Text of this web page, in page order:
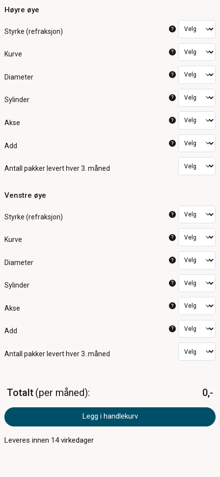
Høyre øye
Styrke (refraksjon) ?
Kurve ?
Diameter ?
Sylinder ?
Akse ?
Add ?
Antall pakker levert hver 3. måned
Venstre øye
Styrke (refraksjon) ?
Kurve ?
Diameter ?
Sylinder ?
Akse ?
Add ?
Antall pakker levert hver 3. måned
Totalt per måned 0,-
Legg i handlekurv
Leveres innen 14virkedager